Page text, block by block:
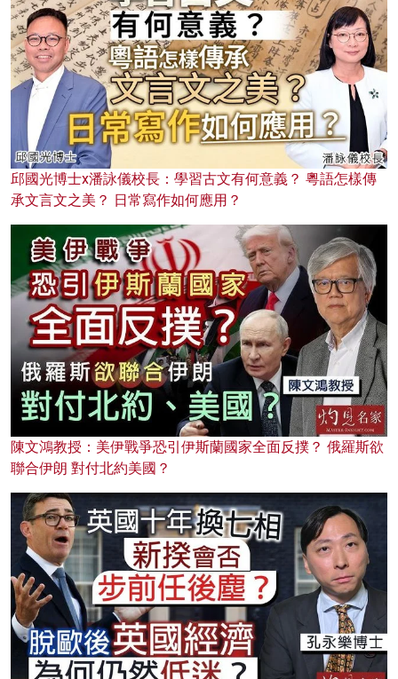
邱國光博士x潘詠儀校長：學習古文有何意義？ 粵語怎樣傳
承文言文之美？ 日常寫作如何應用？
陳文鴻教授：美伊戰爭恐引伊斯蘭國家全面反撲？ 俄羅斯欲
聯合伊朗 對付北約美國？